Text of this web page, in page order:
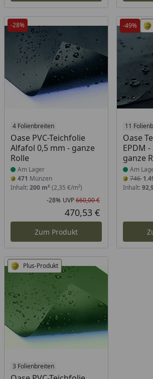
-28%
4 Folienbreiten
Oase PVC-Teichfolie
Alfafol 0,5 mm - ganze
Rolle
Produkt am Lager
Am Lager
471 Münzen
Inhalt: 200 m² (2,35 €/m²)
Rabatt in
-28% UVP660,00 €
Aktueller Preis
470,53 €
Zum Produkt
-49%
11
Oase
EPDM
ganze
Am
746
Inhalt:
Plus-Produkt
3 Folienbreiten
Produkt am Lager